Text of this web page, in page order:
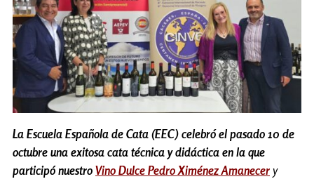
La Escuela Española de Cata (EEC) celebró el pasado 10 de
octubre una exitosa cata técnica y didáctica en la que
participó nuestro Vino Dulce Pedro Ximénez Amanecer y